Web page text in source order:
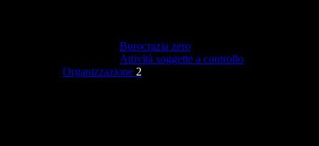
Burocrazia zero
Attività soggette a controllo
Organizzazione 2